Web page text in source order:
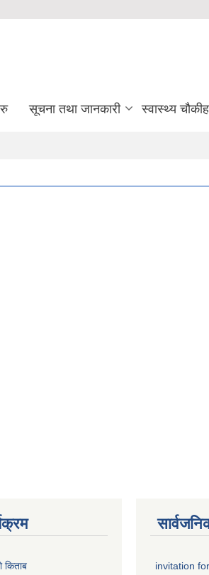
सूचना तथा जानकारी स्वास्थ्य
invitation